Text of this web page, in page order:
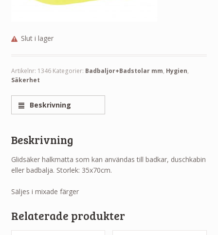
Slut i lager
Artikelnr: 1346 Kategorier: Badbaljor+Badstolar mm, Hygien,
Säkerhet
Beskrivning
Beskrivning
Glidsäker halkmatta som kan användas till badkar, duschkabin
eller badbalja. Storlek: 35x70cm.
Säljes i mixade färger
Relaterade produkter